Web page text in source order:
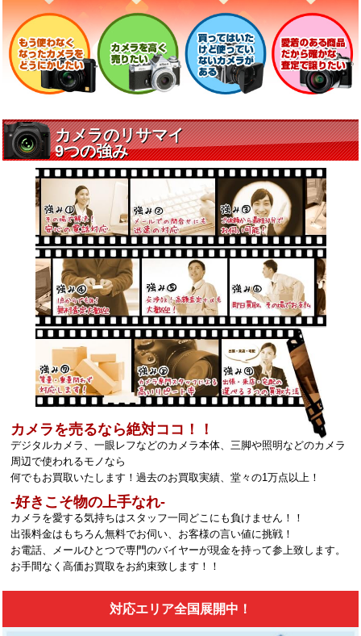
カメラを売るなら絶対ココ！！
デジタルカメラ、一眼レフなどのカメラ本体、三脚や照明などのカメラ
周辺で使われるモノなら
何でもお買取いたします！過去のお買取実績、堂々の1万点以上！
‐好きこそ物の上手なれ‐
カメラを愛する気持ちはスタッフ一同どこにも負けません！！
出張料金はもちろん無料でお伺い、お客様の言い値に挑戦！
お電話、メールひとつで専門のバイヤーが現金を持って参上致します。
お手間なく高価お買取をお約束致します！！
対応エリア全国展開中！